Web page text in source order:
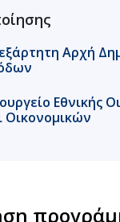
Αρχή
Εθνικής
Οικoνομικών